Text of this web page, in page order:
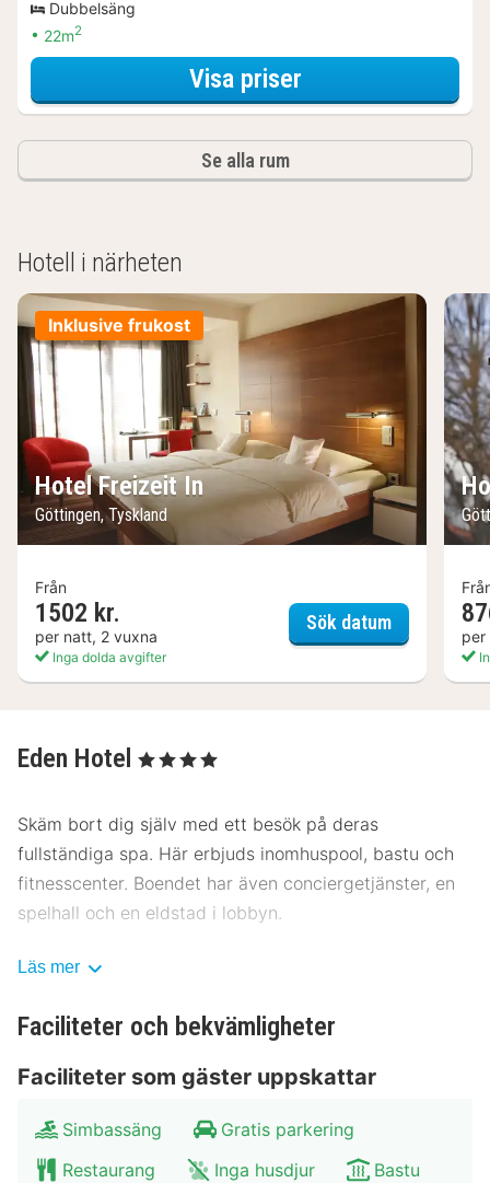
Dubbelsäng
22m2
Visa priserför Comfort
Se alla rum
Hotell i närheten
Inklusive frukost
Hotel Freizeit In
Göttingen, Tyskland
Från
1502 kr.
per natt, 2 vuxna
Inga dolda avgifter
Sök datumHotel
per
Eden Hotel , 4 Stjärnor
Skäm bort dig själv med ett besök på deras
fullständiga spa. Här erbjuds inomhuspool, bastu och
fitnesscenter. Boendet har även conciergetjänster, en
spelhall och en eldstad i lobbyn.
Njut av italienska köket på La Locanda, en av de 2
rummet och nyttja dess rumsservice (under
Hotelstars Union tilldelar officiella stjärnklassificeringar
för boenden i Tyskland. Detta boende har klassificerats
som 4 stars.
Läs mer
Faciliteter och bekvämligheter
Faciliteter som gäster uppskattar
Simbassäng
Gratis parkering
Restaurang
Inga husdjur
Bastu